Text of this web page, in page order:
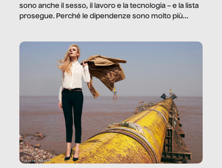
sono anche il sesso, il lavoro e la tecnologia – e la lista
prosegue. Perché le dipendenze sono molto più
trae un guadagno. In questo reportage vediamo
quale e come.